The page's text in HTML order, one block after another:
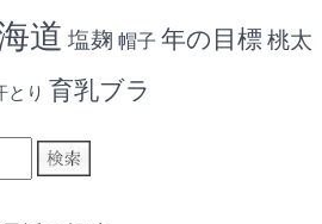
道 塩麹 帽子 年の目標 桃太
とり 育乳ブラ